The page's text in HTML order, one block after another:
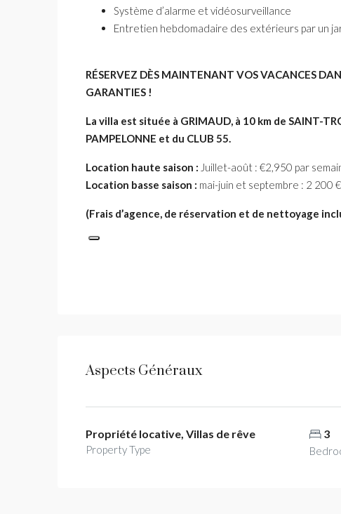
Système d’alarme et vidéosurveillance
Entretien hebdomadaire des extérieurs par un
RÉSERVEZ DÈS MAINTENANT VOS VACANCES
GARANTIES !
La villa est située à GRIMAUD, à 10 km de SAINT-
PAMPELONNE et du CLUB 55.
Location haute saison : Juillet-août : €2,950 par
Location basse saison : mai-juin et septembre : 2 200
(Frais d’agence, de réservation et de nettoyage
Aspects Généraux
Propriété locative, Villas de rêve
Property Type
3